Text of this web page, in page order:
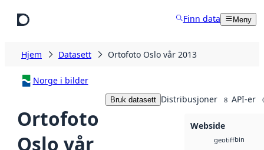
Finn data Meny
Hjem Datasett Ortofoto Oslo vår 2013
Norge i bilder
Ortofoto
Oslo vår
Bruk datasett Distribusjoner 8 API-er
Webside
geotiffbin